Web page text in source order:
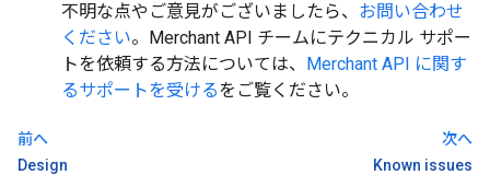
不明な点やご意見がございましたら、 お問い合わせ
ください。Merchant API チームにテクニカル サポー
トを依頼する方法については、 Merchant API に関す
るサポートを受けるをご覧ください。
前へ
Design
次へ
Known issues